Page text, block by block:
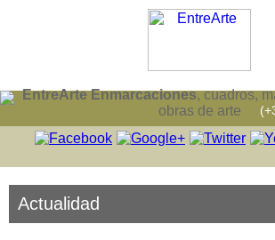
EntreArte Enmarcaciones, cuadros,
obras de arte
Actualidad